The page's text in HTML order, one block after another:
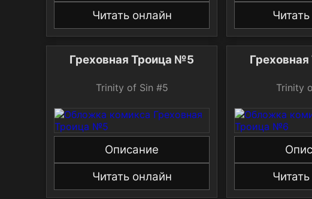
Читать онлайн
Греховная Троица №5
Trinity of Sin #5
Описание
Читать онлайн
Trinity